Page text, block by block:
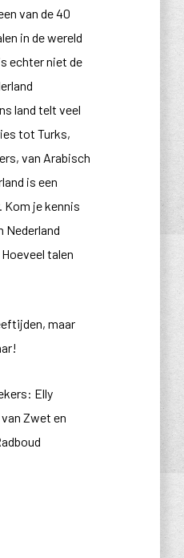
van de 40
in de wereld
echter niet de
land telt veel
tot Turks,
van Arabisch
is een
Kom je kennis
Nederland
talen
maar
Elly
Zwet en